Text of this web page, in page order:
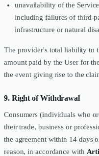
unavailability of the
including failures of third-
infrastructure or natural
The provider's total liability to
amount paid by the User for
the event giving rise to the
9. Right of Withdrawal
Consumers (individuals who
their trade, business or
the agreement within 14 days
reason, in accordance with